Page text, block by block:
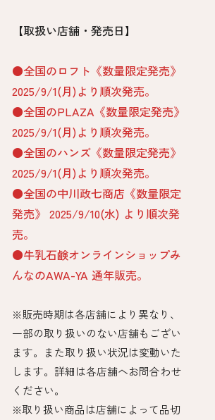
【取扱い店舗・発売日】
●全国のロフト《数量限定発売》
2025/9/1(月)より順次発売。​
●全国のPLAZA《数量限定発売》
2025/9/1(月)より順次発売。 ​
●全国のハンズ《数量限定発売》
2025/9/1(月)より順次発売。 ​
●全国の中川政七商店《数量限定
発売》 2025/9/10(水) より順次発
売。
●牛乳石鹸オンラインショップみ
んなのAWA-YA 通年販売。
※販売時期は各店舗により異なり、
一部の取り扱いのない店舗もござい
ます。また取り扱い状況は変動いた
します。詳細は各店舗へお問合わせ
ください。​
※取り扱い商品は店舗によって品切